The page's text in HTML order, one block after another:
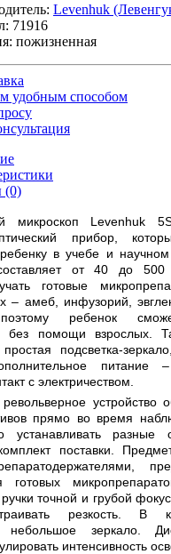
Levenhuk
71916
пожизненная
удобным способом
(0)
микроскоп Levenhuk
прибор,
в учебе и
от 40 до 500
готовые
– амеб, инфузорий,
поэтому ребенок
без помощи взрослых.
простая подсветка-
питание
с электричеством.
револьверное устройство
прямо во время
устанавливать
поставки.
готовых
точной и грубой
резкость. В
небольшое зеркало.
интенсивность